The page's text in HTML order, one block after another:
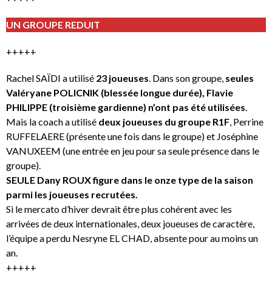
UN GROUPE REDUIT
+++++
Rachel SAÏDI a utilisé 23 joueuses. Dans son groupe, seules
Valéryane POLICNIK (blessée longue durée), Flavie
PHILIPPE (troisième gardienne) n’ont pas été utilisées.
Mais la coach a utilisé deux joueuses du groupe R1F, Perrine
RUFFELAERE (présente une fois dans le groupe) et Joséphine
VANUXEEM (une entrée en jeu pour sa seule présence dans le
groupe).
SEULE Dany ROUX figure dans le onze type de la saison
parmi les joueuses recrutées.
Si le mercato d’hiver devrait être plus cohérent avec les
arrivées de deux internationales, deux joueuses de caractère,
l’équipe a perdu Nesryne EL CHAD, absente pour au moins un
an.
+++++